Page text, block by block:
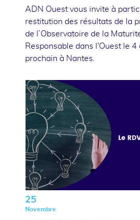
ADN Ouest vous invite à
restitution des résultats de la
de l’Observatoire de la
Responsable dans l'Ouest le 4
prochain à Nantes.
25
Novembre